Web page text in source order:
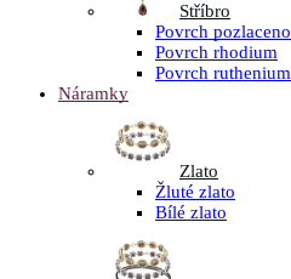
Stříbro
Povrch pozlaceno
Povrch rhodium
Povrch ruthenium
Náramky
Zlato
Žluté zlato
Bílé zlato